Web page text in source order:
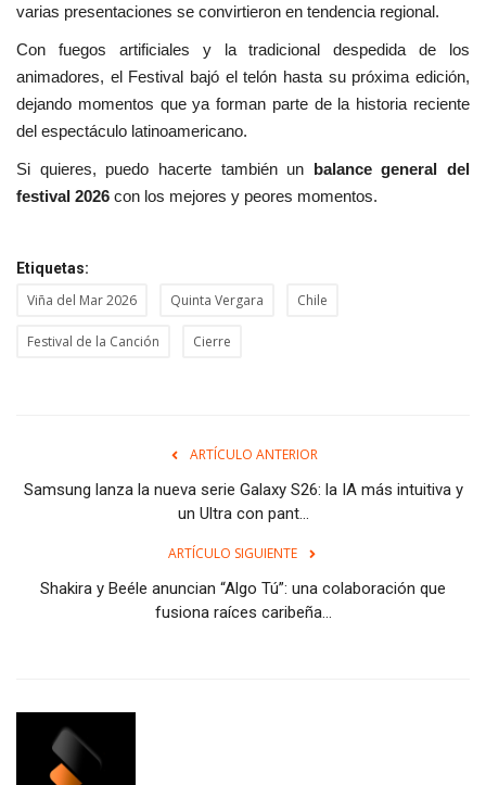
varias presentaciones se convirtieron en tendencia regional.
Con fuegos artificiales y la tradicional despedida de los
animadores, el Festival bajó el telón hasta su próxima edición,
dejando momentos que ya forman parte de la historia reciente
del espectáculo latinoamericano.
Si quieres, puedo hacerte también un balance general del
festival 2026 con los mejores y peores momentos.
Etiquetas:
Viña del Mar 2026 Quinta Vergara Chile
Festival de la Canción Cierre
ARTÍCULO ANTERIOR
Samsung lanza la nueva serie Galaxy S26: la IA más intuitiva y
un Ultra con pant...
ARTÍCULO SIGUIENTE
Shakira y Beéle anuncian “Algo Tú”: una colaboración que
fusiona raíces caribeña...